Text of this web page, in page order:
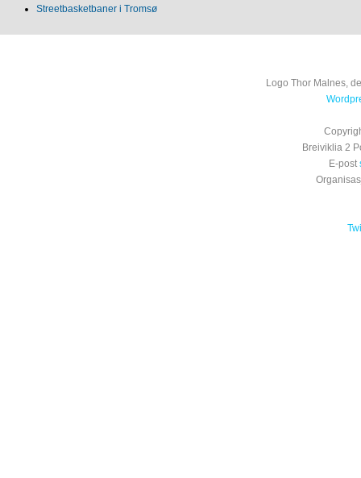
Streetbasketbaner i Tromsø
Logo Thor Malnes,
Breiviklia 2
E-post